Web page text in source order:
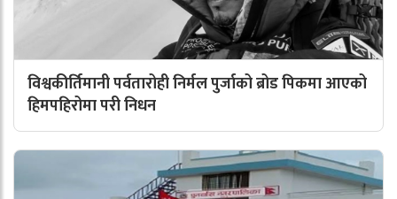
विश्वकीर्तिमानी पर्वतारोही निर्मल पुर्जाको ब्रोड पिकमा आएको
हिमपहिरोमा परी निधन